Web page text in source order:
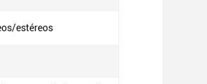
estéreos